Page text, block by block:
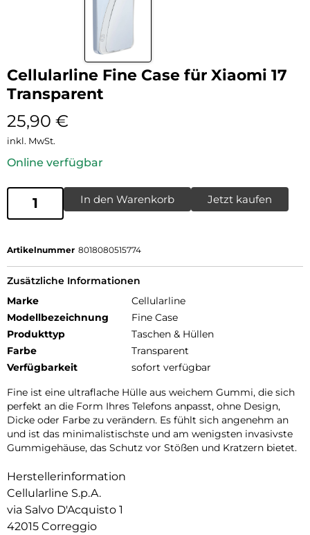
Cellularline Fine Case für Xiaomi 17
Transparent
25,90 €
inkl. MwSt.
Online verfügbar
In den Warenkorb Jetzt kaufen
Artikelnummer 8018080515774
Zusätzliche Informationen
Marke
Cellularline
Modellbezeichnung
Fine Case
Produkttyp
Taschen & Hüllen
Farbe
Transparent
Verfügbarkeit
sofort verfügbar
Fine ist eine ultraflache Hülle aus weichem Gummi, die sich
perfekt an die Form Ihres Telefons anpasst, ohne Design,
Dicke oder Farbe zu verändern. Es fühlt sich angenehm an
und ist das minimalistischste und am wenigsten invasivste
Gummigehäuse, das Schutz vor Stößen und Kratzern bietet.
Herstellerinformation
Cellularline S.p.A.
via Salvo D'Acquisto 1
42015 Correggio